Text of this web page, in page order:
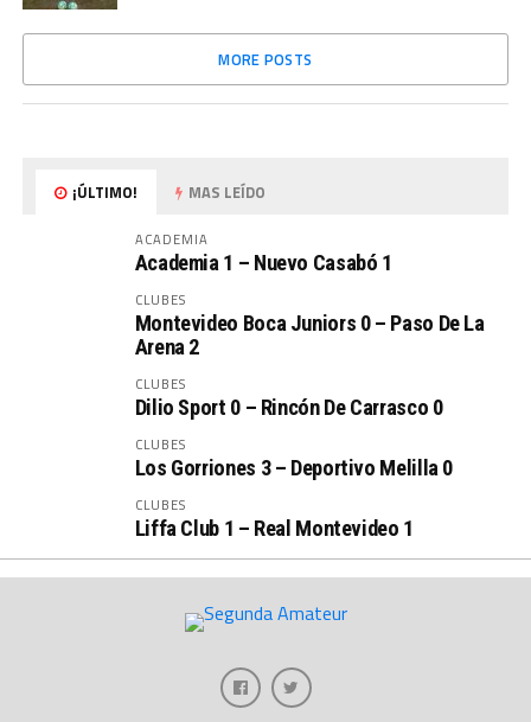
MORE POSTS
¡ÚLTIMO! MAS LEÍDO
ACADEMIA
Academia 1 – Nuevo Casabó 1
CLUBES
Montevideo Boca Juniors 0 – Paso De La
Arena 2
CLUBES
Dilio Sport 0 – Rincón De Carrasco 0
CLUBES
Los Gorriones 3 – Deportivo Melilla 0
CLUBES
Liffa Club 1 – Real Montevideo 1